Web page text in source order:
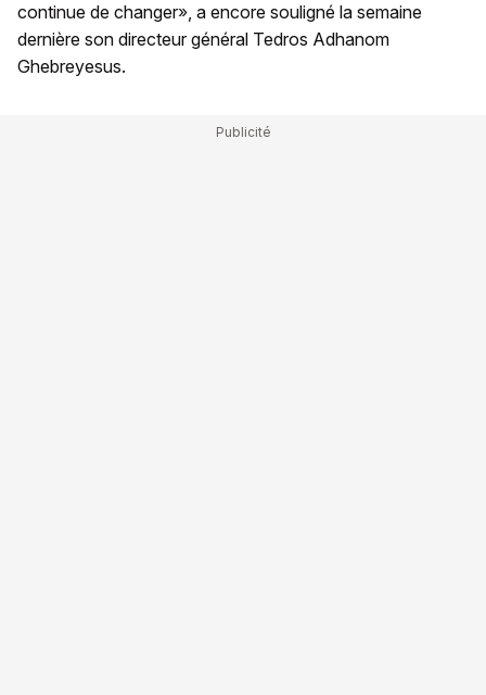
continue de changer», a encore souligné la semaine
dernière son directeur général Tedros Adhanom
Ghebreyesus.